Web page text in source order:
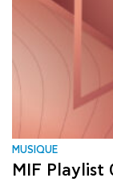
MUSIQUE
MIF Playlist